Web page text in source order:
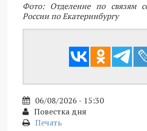
Фото: Отделение по
России по Екатеринбургу
06/08/2026 - 15:30
Повестка дня
Печать